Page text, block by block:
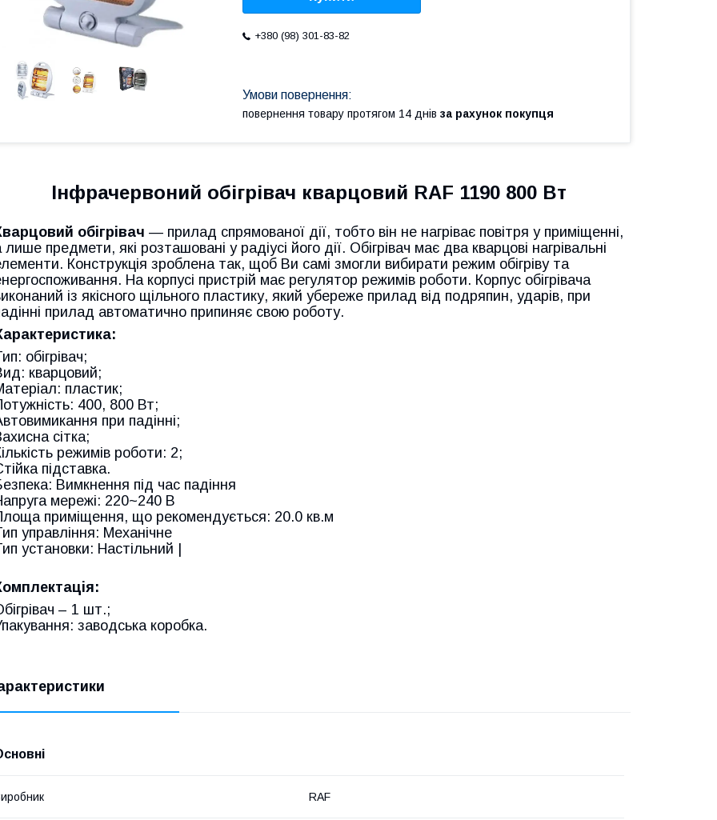
+380 (98) 301-83-82
повернення товару протягом 14 днів за рахунок покупця
Інфрачервоний обігрівач кварцовий RAF 1190 800 Вт
обігрівач ― прилад спрямованої дії, тобто він не нагріває повітря у приміщенні,
лише предмети, які розташовані у радіусі його дії. Обігрівач має два кварцові нагрівальні
Конструкція зроблена так, щоб Ви самі змогли вибирати режим обігріву та
На корпусі пристрій має регулятор режимів роботи. Корпус обігрівача
із якісного щільного пластику, який убереже прилад від подряпин, ударів, при
прилад автоматично припиняє свою роботу.
обігрівач;
кварцовий;
пластик;
400, 800 Вт;
при падінні;
сітка;
режимів роботи: 2;
підставка.
Вимкнення під час падіння
мережі: 220~240 В
приміщення, що рекомендується: 20.0 кв.м
управління: Механічне
установки: Настільний |
– 1 шт.;
заводська коробка.
RAF